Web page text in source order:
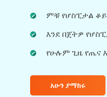
ምቹ የሆስፒታል
እንደ በጀትዎ
የሁሉም ጊዜ የጤና
አሁን ያማክሩ
በሕክምና ፍላጎቶችዎ ላይ